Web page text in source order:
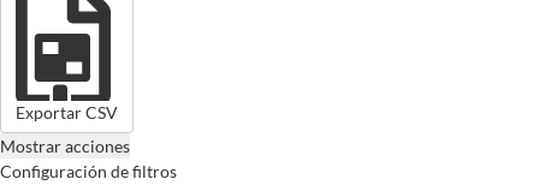
Exportar CSV
Mostrar acciones
Configuración de filtros